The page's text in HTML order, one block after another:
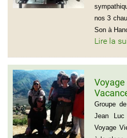
nos 3
Son à
Lire la
Ne
Groupe
Jean
Voyage